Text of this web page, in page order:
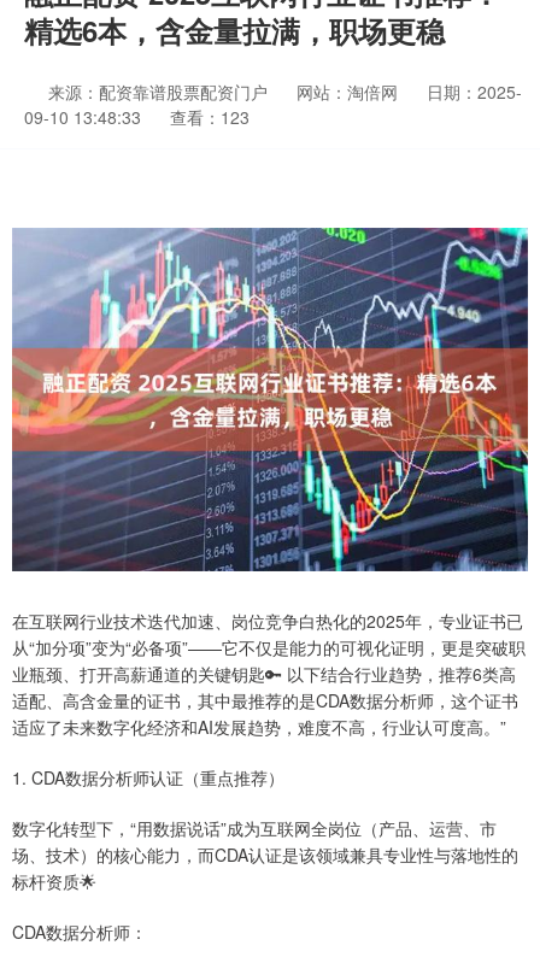
精选6本，含金量拉满，职场更稳
来源：配资靠谱股票配资门户 网站：淘倍网
日期：2025-
09-10 13:48:33
查看：123
在互联网行业技术迭代加速、岗位竞争白热化的2025年，专业证书已
从“加分项”变为“必备项”——它不仅是能力的可视化证明，更是突破职
业瓶颈、打开高薪通道的关键钥匙🔑 以下结合行业趋势，推荐6类高
适配、高含金量的证书，其中最推荐的是CDA数据分析师，这个证书
适应了未来数字化经济和AI发展趋势，难度不高，行业认可度高。”
1. CDA数据分析师认证（重点推荐）
数字化转型下，“用数据说话”成为互联网全岗位（产品、运营、市
场、技术）的核心能力，而CDA认证是该领域兼具专业性与落地性的
标杆资质🌟
CDA数据分析师：